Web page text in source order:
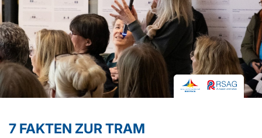
7 FAKTEN ZUR TRAM